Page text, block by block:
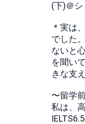
(下)＠
＊実は
でした
ないと
を聞い
きな支
〜留学
私は、